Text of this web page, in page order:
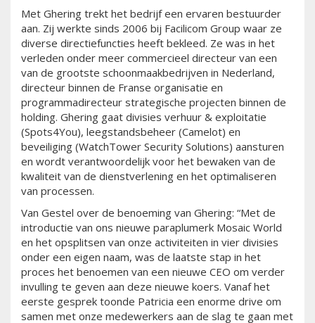
Met Ghering trekt het bedrijf een ervaren bestuurder
aan. Zij werkte sinds 2006 bij Facilicom Group waar ze
diverse directiefuncties heeft bekleed. Ze was in het
verleden onder meer commercieel directeur van een
van de grootste schoonmaakbedrijven in Nederland,
directeur binnen de Franse organisatie en
programmadirecteur strategische projecten binnen de
holding. Ghering gaat divisies verhuur & exploitatie
(Spots4You), leegstandsbeheer (Camelot) en
beveiliging (WatchTower Security Solutions) aansturen
en wordt verantwoordelijk voor het bewaken van de
kwaliteit van de dienstverlening en het optimaliseren
van processen.
Van Gestel over de benoeming van Ghering: “Met de
introductie van ons nieuwe paraplumerk Mosaic World
en het opsplitsen van onze activiteiten in vier divisies
onder een eigen naam, was de laatste stap in het
proces het benoemen van een nieuwe CEO om verder
invulling te geven aan deze nieuwe koers. Vanaf het
eerste gesprek toonde Patricia een enorme drive om
samen met onze medewerkers aan de slag te gaan met